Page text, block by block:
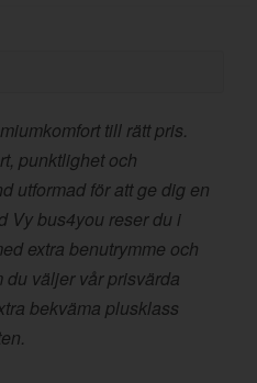
till rätt pris.
punktlighet och
utformad för att ge dig en
Vy bus4you reser du i
extra benutrymme och
du väljer vår prisvärda
bekväma plusklass